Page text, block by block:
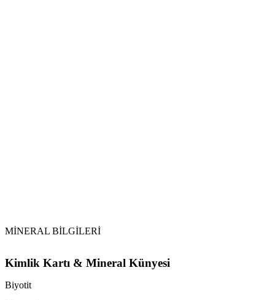
MİNERAL BİLGİLERİ
Kimlik Kartı & Mineral Künyesi
Biyotit